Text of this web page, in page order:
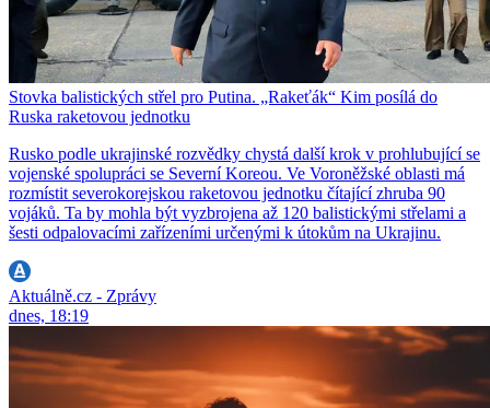
Stovka balistických střel pro Putina. „Rakeťák“ Kim posílá do
Ruska raketovou jednotku
Rusko podle ukrajinské rozvědky chystá další krok v prohlubující se
vojenské spolupráci se Severní Koreou. Ve Voroněžské oblasti má
rozmístit severokorejskou raketovou jednotku čítající zhruba 90
vojáků. Ta by mohla být vyzbrojena až 120 balistickými střelami a
šesti odpalovacími zařízeními určenými k útokům na Ukrajinu.
Aktuálně.cz - Zprávy
dnes, 18:19